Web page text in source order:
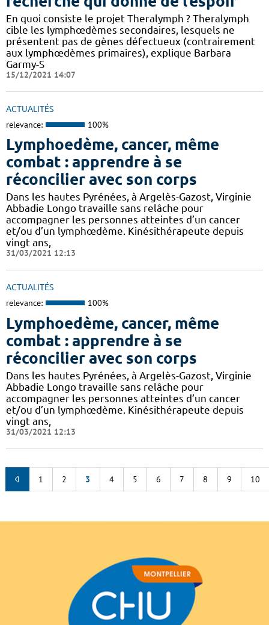
En quoi consiste le projet Theralymph ? Theralymph
cible les lymphœdèmes secondaires, lesquels ne
présentent pas de gènes défectueux (contrairement
aux lymphœdèmes primaires), explique Barbara
Garmy-S
15/12/2021 14:07
ACTUALITÉS
relevance: 100%
Lymphoedème, cancer, même
combat : apprendre à se
réconcilier avec son corps
Dans les hautes Pyrénées, à Argelès-Gazost, Virginie
Abbadie Longo travaille sans relâche pour
accompagner les personnes atteintes d’un cancer
et/ou d’un lymphœdème. Kinésithérapeute depuis
vingt ans,
31/03/2021 12:13
ACTUALITÉS
relevance: 100%
Lymphoedème, cancer, même
combat : apprendre à se
réconcilier avec son corps
Dans les hautes Pyrénées, à Argelès-Gazost, Virginie
Abbadie Longo travaille sans relâche pour
accompagner les personnes atteintes d’un cancer
et/ou d’un lymphœdème. Kinésithérapeute depuis
vingt ans,
31/03/2021 12:13
1 2 3 4 5 6 7 8 9 10